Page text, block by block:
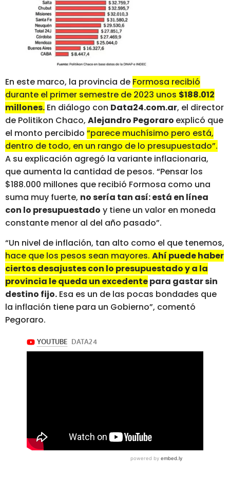
En este marco, la provincia de Formosa recibió
durante el primer semestre de 2023 unos $188.012
millones. En diálogo con Data24.com.ar, el director
de Politikon Chaco, Alejandro Pegoraro explicó que
el monto percibido “parece muchísimo pero está,
dentro de todo, en un rango de lo presupuestado”.
A su explicación agregó la variante inflacionaria,
que aumenta la cantidad de pesos. “Pensar los
$188.000 millones que recibió Formosa como una
suma muy fuerte, no sería tan así: está en línea
con lo presupuestado y tiene un valor en moneda
constante menor al del año pasado”.
“Un nivel de inflación, tan alto como el que tenemos,
hace que los pesos sean mayores. Ahí puede haber
ciertos desajustes con lo presupuestado y a la
provincia le queda un excedentepara gastar sin
destino fijo. Esa es un de las pocas bondades que
la inflación tiene para un Gobierno”, comentó
Pegoraro.